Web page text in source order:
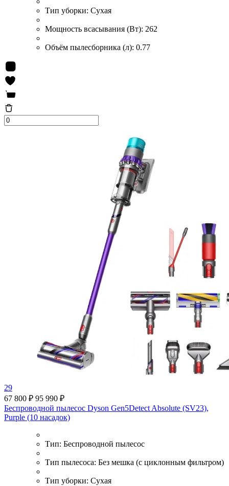
Тип уборки: Сухая
Мощность всасывания (Вт): 262
Объём пылесборника (л): 0.77
29
67 800 ₽ 95 990 ₽
Беспроводной пылесос Dyson Gen5Detect Absolute (SV23),
Purple (10 насадок)
Тип: Беспроводной пылесос
Тип пылесоса: Без мешка (с циклонным фильтром)
Тип уборки: Сухая